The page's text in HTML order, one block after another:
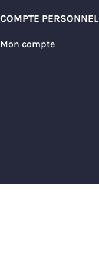
COMPTE PERSONNEL
Mon compte